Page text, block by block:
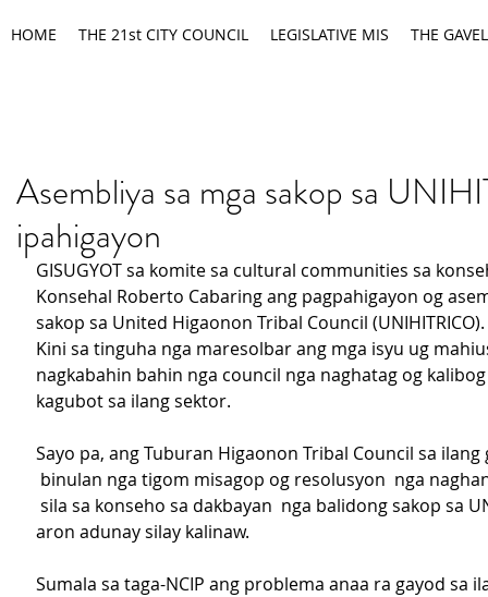
HOME THE 21st CITY COUNCIL LEGISLATIVE MIS THE GAVEL
Asembliya sa mga sakop sa
ipahigayon
GISUGYOT sa komite sa cultural communities sa
Konsehal Roberto Cabaring ang pagpahigayon og
sakop sa United Higaonon Tribal Council (UNIHITRICO).
Kini sa tinguha nga maresolbar ang mga isyu ug
nagkabahin bahin nga council nga naghatag og
kagubot sa ilang sektor.
Sayo pa, ang Tuburan Higaonon Tribal Council sa
binulan nga tigom misagop og resolusyon  nga
sila sa konseho sa dakbayan  nga balidong sakop sa
aron adunay silay kalinaw.
Sumala sa taga-NCIP ang problema anaa ra gayod sa